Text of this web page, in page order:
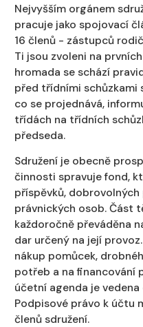
Nejvyšším orgánem
pracuje jako spojovací
16 členů - zástupců
Ti jsou zvoleni na
hromada se schází
před třídními schůzkami
co se projednává,
třídách na třídních
předseda.
Sdružení je obecně
činnosti spravuje fond,
příspěvků,
právnických osob. Část
každoročně převáděna
dar určený na její
nákup pomůcek,
potřeb a na financování
účetní agenda je
Podpisové právo k účtu
členů sdružení.